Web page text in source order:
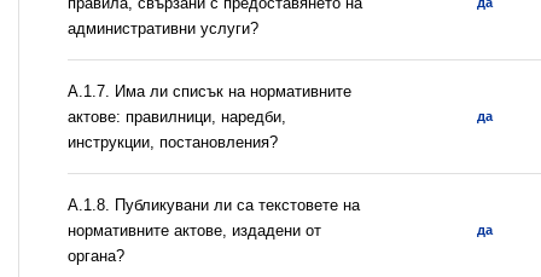
административни услуги?
А.1.7. Има ли списък на нормативните
актове: правилници, наредби,
инструкции, постановления?
да
А.1.8. Публикувани ли са текстовете на
нормативните актове, издадени от
органа?
да